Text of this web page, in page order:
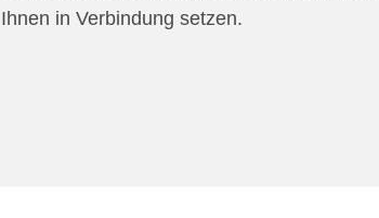
Ihnen in Verbindung setzen.